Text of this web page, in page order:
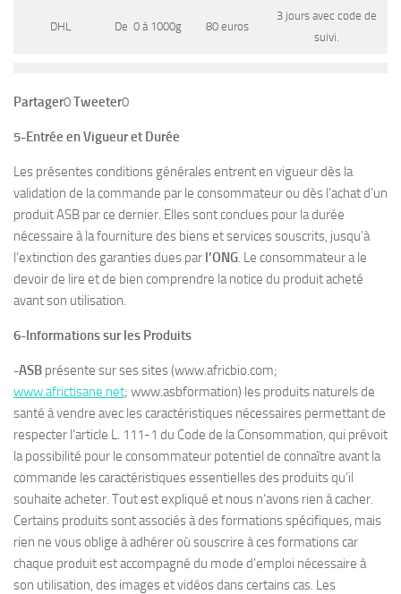
DHL De 0 à 1000g 80 euros
3 jours avec code de
suivi.
Partager0Tweeter0
5-Entrée en Vigueur et Durée
Les présentes conditions générales entrent en vigueur dès la
validation de la commande par le consommateur ou dès l’achat d’un
produit ASB par ce dernier. Elles sont conclues pour la durée
nécessaire à la fourniture des biens et services souscrits, jusqu’à
l’extinction des garanties dues par l’ONG. Le consommateur a le
devoir de lire et de bien comprendre la notice du produit acheté
avant son utilisation.
6-Informations sur les Produits
-ASB présente sur ses sites (www.africbio.com;
www.africtisane.net; www.asbformation) les produits naturels de
santé à vendre avec les caractéristiques nécessaires permettant de
respecter l’article L. 111-1 du Code de la Consommation, qui prévoit
la possibilité pour le consommateur potentiel de connaître avant la
commande les caractéristiques essentielles des produits qu’il
souhaite acheter. Tout est expliqué et nous n’avons rien à cacher.
Certains produits sont associés à des formations spécifiques, mais
rien ne vous oblige à adhérer où souscrire à ces formations car
chaque produit est accompagné du mode d’emploi nécessaire à
son utilisation, des images et vidéos dans certains cas. Les